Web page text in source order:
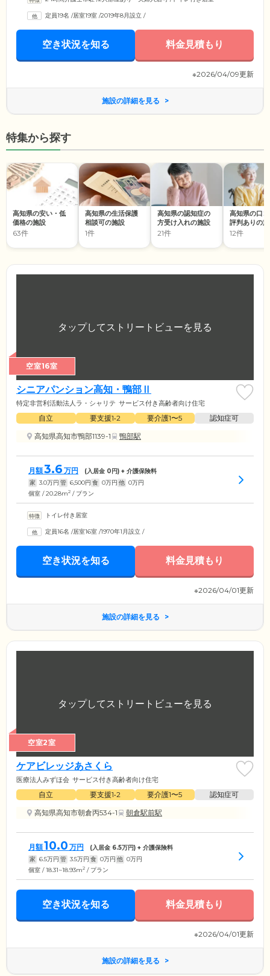
定員19名 /居室19室 /2019年8月設立 /
空き状況を知る 料金見積もり
※2026/04/09更新
施設の詳細を見る
特集から探す
高知県の安い・低
価格の施設
63件
高知県の生活保護
相談可の施設
1件
高知県の認知症の
方受け入れの施設
21件
高知県の口
評判ありの
12件
空室16室
シニアパンション高知・鴨部Ⅱ
特定非営利活動法人ラ・シャリテ サービス付き高齢者向け住宅
自立 要支援1•2 要介護1〜5
認知症可
高知県高知市鴨部1139-1
鴨部駅
月額3.6 万円 (入居金 0 円) + 介護保険料
家 3.0万円 管 6,500円 食 0万円 他 0万円
個室 / 20.28m2 / プラン
トイレ付き居室
定員16名 /居室16室 /1970年1月設立 /
空き状況を知る 料金見積もり
※2026/04/01更新
施設の詳細を見る
空室2室
ケアビレッジあさくら
医療法人みずほ会 サービス付き高齢者向け住宅
自立 要支援1•2 要介護1〜5
認知症可
高知県高知市朝倉丙534-1
朝倉駅前駅
月額10.0 万円 (入居金 6.5万円) + 介護保険料
家 6.5万円 管 3.5万円 食 0万円 他 0万円
個室 / 18.31~18.93m2 / プラン
空き状況を知る 料金見積もり
※2026/04/01更新
施設の詳細を見る